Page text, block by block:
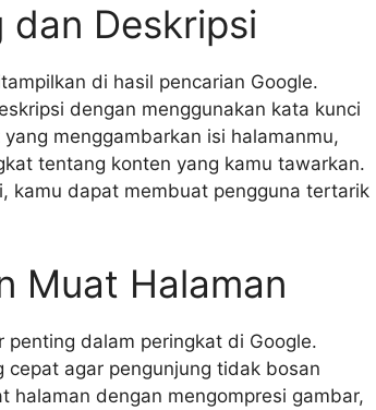
dan Deskripsi
di hasil pencarian Google.
dengan menggunakan kata kunci
menggambarkan isi halamanmu,
tentang konten yang kamu tawarkan.
kamu dapat membuat pengguna tertarik
Muat Halaman
dalam peringkat di Google.
agar pengunjung tidak bosan
halaman dengan mengompresi gambar,